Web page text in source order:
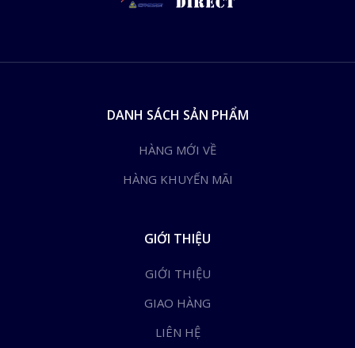
DANH SÁCH SẢN PHẨM
HÀNG MỚI VỀ
HÀNG KHUYẾN MÃI
GIỚI THIỆU
GIỚI THIỆU
GIAO HÀNG
LIÊN HỆ